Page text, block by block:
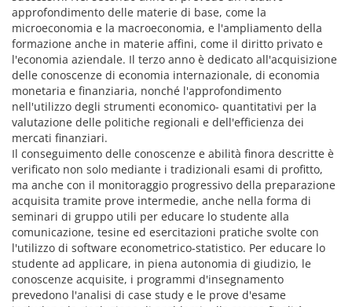
approfondimento delle materie di base, come la
microeconomia e la macroeconomia, e l'ampliamento della
formazione anche in materie affini, come il diritto privato e
l'economia aziendale. Il terzo anno è dedicato all'acquisizione
delle conoscenze di economia internazionale, di economia
monetaria e finanziaria, nonché l'approfondimento
nell'utilizzo degli strumenti economico- quantitativi per la
valutazione delle politiche regionali e dell'efficienza dei
mercati finanziari.
Il conseguimento delle conoscenze e abilità finora descritte è
verificato non solo mediante i tradizionali esami di profitto,
ma anche con il monitoraggio progressivo della preparazione
acquisita tramite prove intermedie, anche nella forma di
seminari di gruppo utili per educare lo studente alla
comunicazione, tesine ed esercitazioni pratiche svolte con
l'utilizzo di software econometrico-statistico. Per educare lo
studente ad applicare, in piena autonomia di giudizio, le
conoscenze acquisite, i programmi d'insegnamento
prevedono l'analisi di case study e le prove d'esame